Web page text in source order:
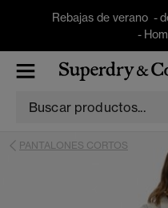
Rebajas de verano -
-
PANTALONES CORTOS